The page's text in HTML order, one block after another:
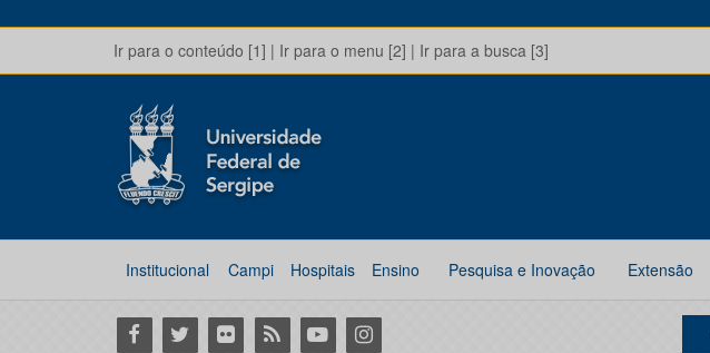
Ir para o conteúdo [1] | Ir para o menu [2] | Ir para a busca [3]
Institucional Campi Hospitais Ensino Pesquisa e Inovação Extensão
Facebook
Twitter Flickr RSS YoutubeInstagram